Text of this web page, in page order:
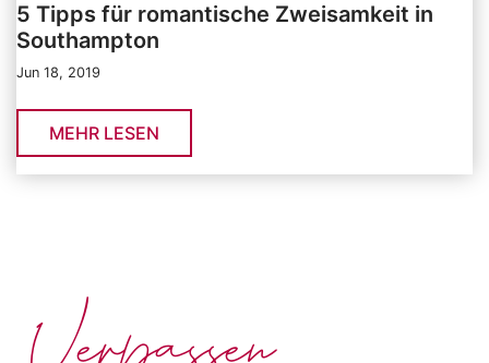
5 Tipps für romantische Zweisamkeit in
Southampton
Jun 18, 2019
MEHR LESEN